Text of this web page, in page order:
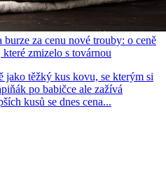
za cenu nové trouby: o ceně
zmizelo s továrnou
jako těžký kus kovu, se kterým si
po babičce ale zažívá
kusů se dnes cena...